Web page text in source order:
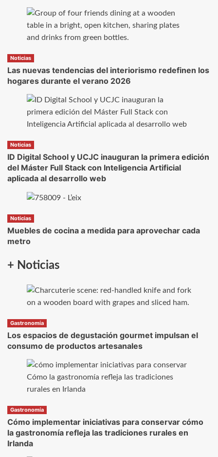
Noticias
Las nuevas tendencias del interiorismo redefinen los
hogares durante el verano 2026
Noticias
ID Digital School y UCJC inauguran la primera edición
del Máster Full Stack con Inteligencia Artificial
aplicada al desarrollo web
Noticias
Muebles de cocina a medida para aprovechar cada
metro
+ Noticias
Gastronomía
Los espacios de degustación gourmet impulsan el
consumo de productos artesanales
Gastronomía
Cómo implementar iniciativas para conservar cómo
la gastronomía refleja las tradiciones rurales en
Irlanda